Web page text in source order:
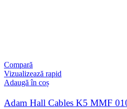
Compară
Vizualizează rapid
Adaugă în coș
Adam Hall Cables K5 MMF